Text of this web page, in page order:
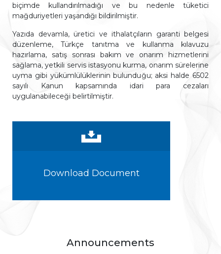
biçimde kullandırılmadığı ve bu nedenle tüketici
mağduriyetleri yaşandığı bildirilmiştir.
Yazıda devamla, üretici ve ithalatçıların garanti belgesi
düzenleme, Türkçe tanıtma ve kullanma kılavuzu
hazırlama, satış sonrası bakım ve onarım hizmetlerini
sağlama, yetkili servis istasyonu kurma, onarım sürelerine
uyma gibi yükümlülüklerinin bulunduğu; aksi halde 6502
sayılı Kanun kapsamında idari para cezaları
uygulanabileceği belirtilmiştir.
Download Document
Announcements